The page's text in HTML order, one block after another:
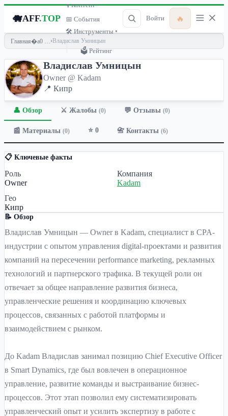
🐗AFF.TOP
🎙 Контент ▾
📅 События
🛠 Инструменты ▾
🗳 Рейтинг
Войти 🔥
Главная › Владислав Умницын
Владислав Умницын
Owner @ Kadam
📍 Кипр
👤 Обзор ⚔️ Жалобы (0) 💬 Отзывы (0)
📰 Материалы (0) ⭐ 0 📇 Контакты (6)
📋 Ключевые факты
Роль
Owner
Компания
Kadam
Гео
Кипр
📝 Обзор
Владислав Умницын — Owner в Kadam, специалист в CPA-
индустрии с опытом управления digital-проектами и развития
компаний на пересечении performance marketing, рекламных
технологий и партнерского трафика. В текущей роли он
отвечает за общее направление развития бизнеса,
управленческие решения и координацию ключевых
процессов, связанных с работой платформы и
взаимодействием с рынком.
До Kadam Владислав занимал позицию Chief Executive Officer
в Smart Dynamics, где был вовлечен в операционное
управление, развитие команды и выстраивание бизнес-
процессов. Этот этап позволил ему систематизировать
управленческий опыт и усилить экспертизу в работе с